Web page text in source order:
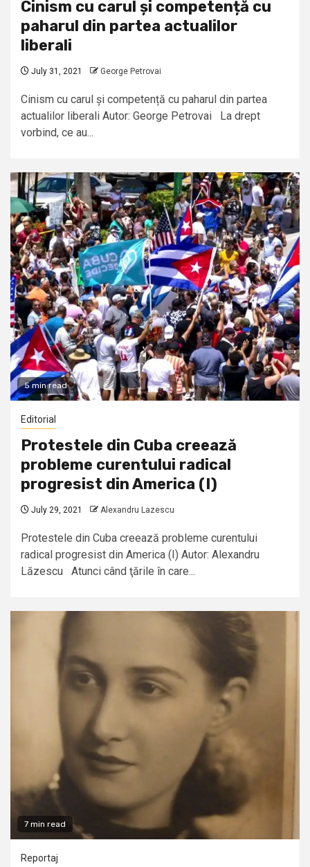
Cinism cu carul și competență cu
paharul din partea actualilor
liberali
July 31, 2021 George Petrovai
Cinism cu carul și competență cu paharul din partea
actualilor liberali Autor: George Petrovai La drept
vorbind, ce au...
5 min read
Editorial
Protestele din Cuba creează
probleme curentului radical
progresist din America (I)
July 29, 2021 Alexandru Lazescu
Protestele din Cuba creează probleme curentului
radical progresist din America (I) Autor: Alexandru
Lăzescu Atunci când ţările în care...
7 min read
Reportaj